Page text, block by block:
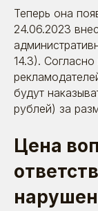
Теперь она
24.06.2023
14.3).
будут
рублей) за
Цена